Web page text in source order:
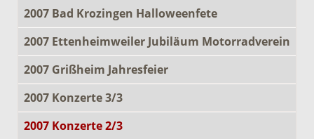
2007 Bad Krozingen Halloweenfete
2007 Ettenheimweiler Jubiläum Motorradverein
2007 Grißheim Jahresfeier
2007 Konzerte 3/3
2007 Konzerte 2/3